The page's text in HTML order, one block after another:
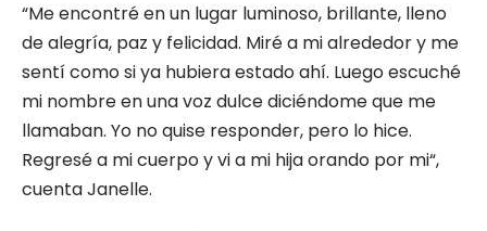
“Me encontré en un lugar luminoso, brillante, lleno
de alegría, paz y felicidad. Miré a mi alrededor y me
sentí como si ya hubiera estado ahí. Luego escuché
mi nombre en una voz dulce diciéndome que me
llamaban. Yo no quise responder, pero lo hice.
Regresé a mi cuerpo y vi a mi hija orando por mi“,
cuenta Janelle.